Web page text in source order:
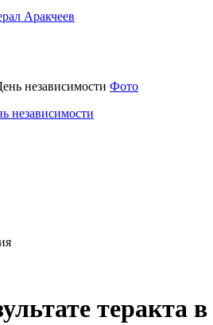
Аракчеев
Фото
независимости
теракта